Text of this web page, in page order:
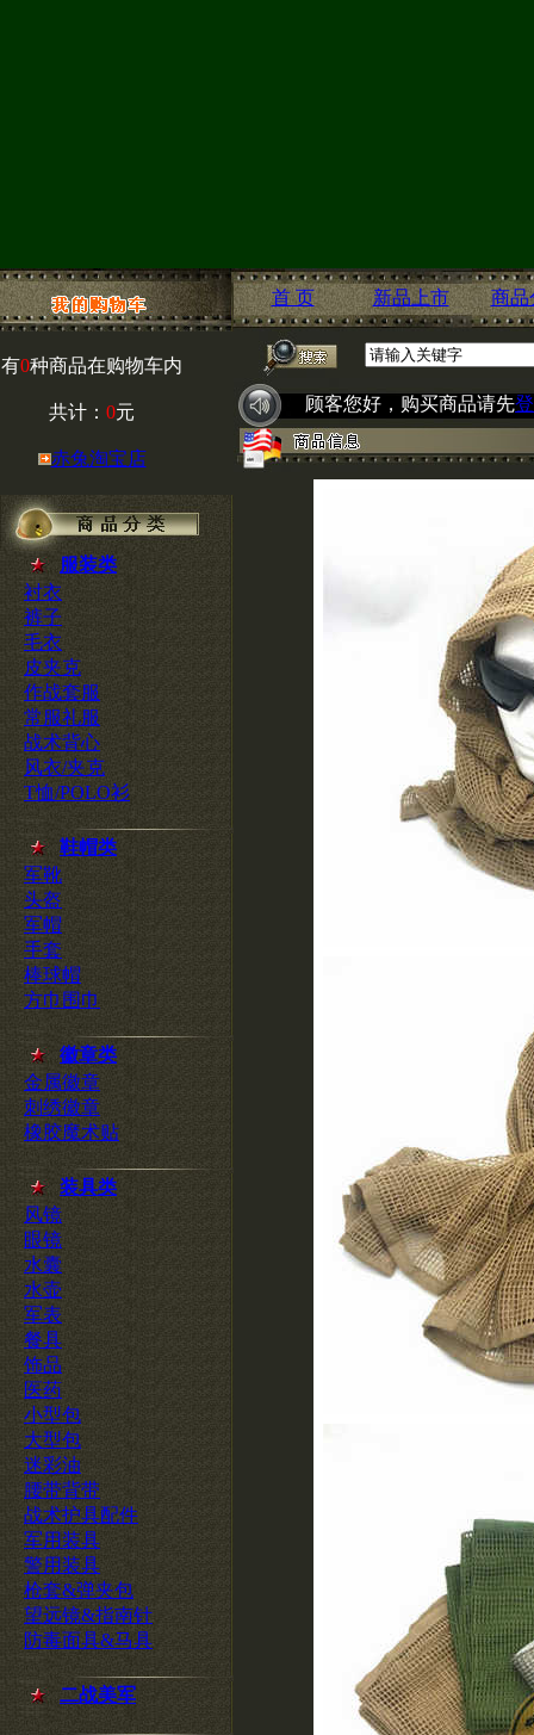
有0种商品在购物车内
共计： 0元
赤兔淘宝店
服装类
衬衣
裤子
毛衣
皮夹克
作战套服
常服礼服
战术背心
风衣/夹克
T恤/POLO衫
鞋帽类
军靴
头盔
军帽
手套
棒球帽
方巾围巾
徽章类
金属徽章
刺绣徽章
橡胶魔术贴
装具类
风镜
眼镜
水囊
水壶
军表
餐具
饰品
医药
小型包
大型包
迷彩油
腰带背带
战术护具配件
军用装具
警用装具
枪套&弹夹包
望远镜&指南针
防毒面具&马具
二战美军
首 页 新品上市 商品
顾客您好，购买商品请先